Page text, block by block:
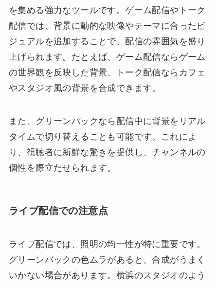
を集める強力なツールです。ゲーム配信やトーク
配信では、背景に動的な映像やテーマに合ったビ
ジュアルを追加することで、配信の雰囲気を盛り
上げられます。たとえば、ゲーム配信ならゲーム
の世界観を反映した背景、トーク配信ならカフェ
やスタジオ風の背景を合成できます。
また、グリーンバックなら配信中に背景をリアル
タイムで切り替えることも可能です。これによ
り、視聴者に新鮮な驚きを提供し、チャンネルの
個性を際立たせられます。
ライブ配信での注意点
ライブ配信では、照明の均一性が特に重要です。
グリーンバックの色ムラがあると、合成がうまく
いかない場合があります。横浜のスタジオのよう